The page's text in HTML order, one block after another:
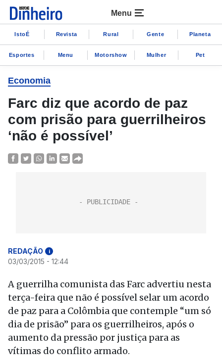
Menu
IstoÉ Revista Rural Gente Planeta
Esportes Menu Motorshow Mulher Pet
Economia
Farc diz que acordo de paz
com prisão para guerrilheiros
‘não é possível’
REDAÇÃO i
03/03/2015 - 12:44
A guerrilha comunista das Farc advertiu nesta
terça-feira que não é possível selar um acordo
de paz para a Colômbia que contemple “um só
dia de prisão” para os guerrilheiros, após o
aumento da pressão por justiça para as
vítimas do conflito armado.